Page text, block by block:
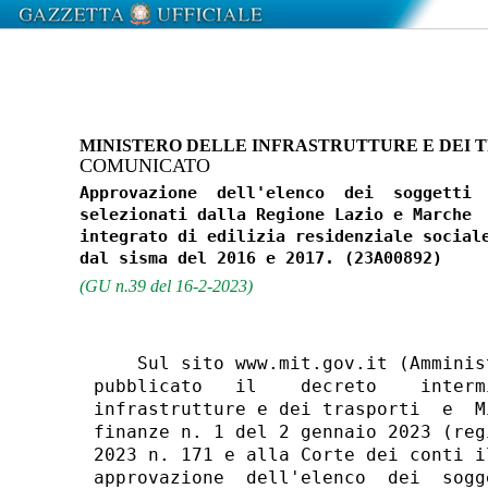
MINISTERO DELLE INFRASTRUTTURE E DEI
COMUNICATO
Approvazione  dell'elenco  dei  soggetti
selezionati dalla Regione Lazio e Marche
integrato di edilizia residenziale
(GU n.39 del 16-2-2023)
Sul sito www.mit.gov.it
pubblicato   il    decreto
infrastrutture e dei trasporti  e
finanze n. 1 del 2 gennaio 2023
2023 n. 171 e alla Corte dei conti
approvazione  dell'elenco  dei